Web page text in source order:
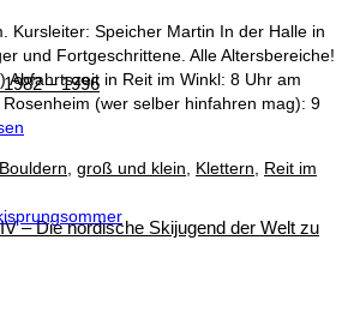
– 1996
– Die nordische Skijugend der Welt zu
Kursleiter: Speicher Martin In der Halle in
und Fortgeschrittene. Alle Altersbereiche!
Abfahrtszeit in Reit im Winkl: 8 Uhr am
(wer selber hinfahren mag): 9
Bouldern groß und klein Klettern
Reit im